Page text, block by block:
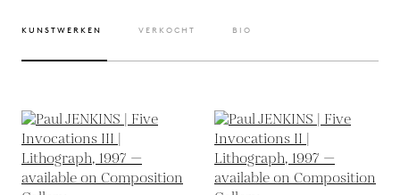
KUNSTWERKEN VERKOCHT BIO